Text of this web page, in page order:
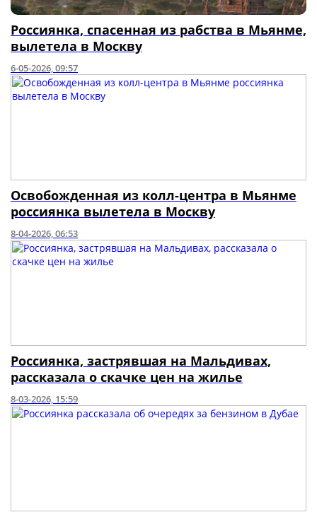
Россиянка, спасенная из рабства в Мьянме,
вылетела в Москву
6-05-2026, 09:57
Освобожденная из колл-центра в Мьянме
россиянка вылетела в Москву
8-04-2026, 06:53
Россиянка, застрявшая на Мальдивах,
рассказала о скачке цен на жилье
8-03-2026, 15:59